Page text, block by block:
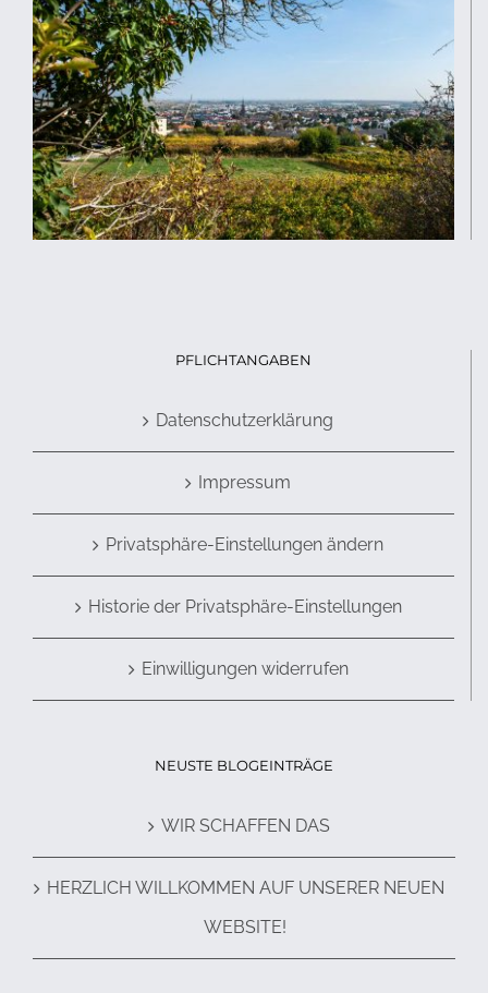
PFLICHTANGABEN
Datenschutzerklärung
Impressum
Privatsphäre-Einstellungen ändern
Historie der Privatsphäre-Einstellungen
Einwilligungen widerrufen
NEUSTE BLOGEINTRÄGE
WIR SCHAFFEN DAS
HERZLICH WILLKOMMEN AUF UNSERER NEUEN
WEBSITE!